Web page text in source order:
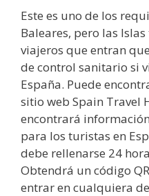
Este es uno de los
Baleares, pero las
viajeros que entran
de control sanitario si
España. Puede
sitio web Spain Travel
encontrará
para los turistas en
debe rellenarse 24
Obtendrá un código
entrar en cualquiera